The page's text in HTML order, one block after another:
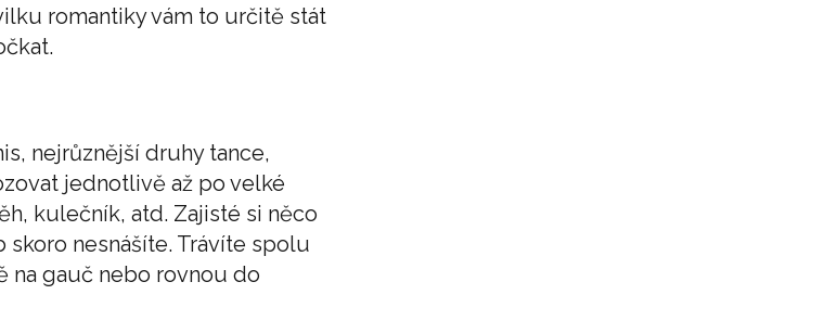
romantiky vám to určitě stát
nejrůznější druhy tance,
jednotlivě až po velké
kulečník, atd. Zajisté si něco
nesnášíte. Trávíte spolu
na gauč nebo rovnou do